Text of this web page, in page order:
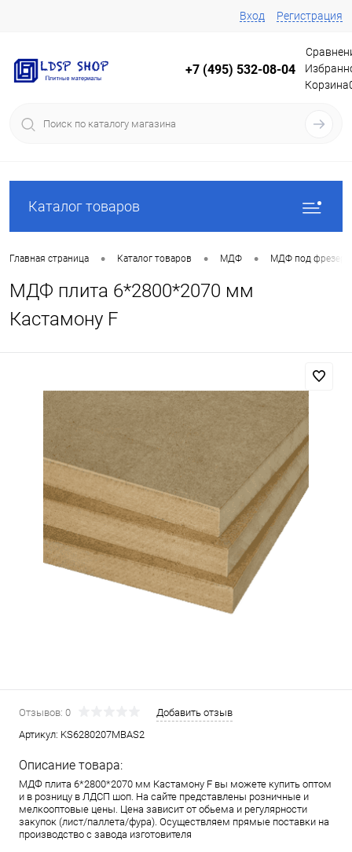
Вход Регистрация
+7 (495) 532-08-04
Корзина
Каталог товаров
Главная страница • Каталог товаров • МДФ • МДФ под
МДФ плита 6*2800*2070 мм
Кастамону F
Отзывов: 0
Добавить отзыв
Артикул: KS6280207MBAS2
Описание товара:
МДФ плита 6*2800*2070 мм Кастамону F вы можете купить оптом
и в розницу в ЛДСП шоп. На сайте представлены розничные и
мелкооптовые цены. Цена зависит от обьема и регулярности
закупок (лист/паллета/фура). Осуществляем прямые поставки на
производство с завода изготовителя